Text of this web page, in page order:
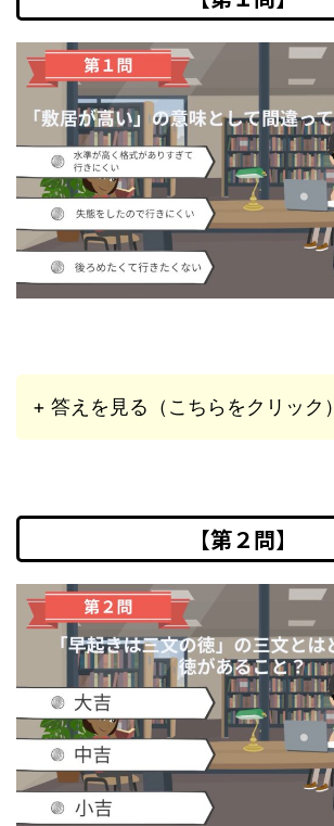
+ 答えを見る（こちらをクリック）
【第２問】